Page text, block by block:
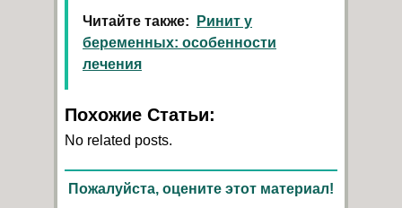
Читайте также:
Ринит у
беременных: особенности
лечения
Похожие Статьи:
No related posts.
Пожалуйста, оцените этот материал!